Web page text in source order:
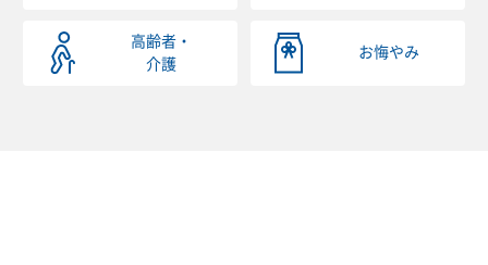
高齢者・
介護
お悔やみ